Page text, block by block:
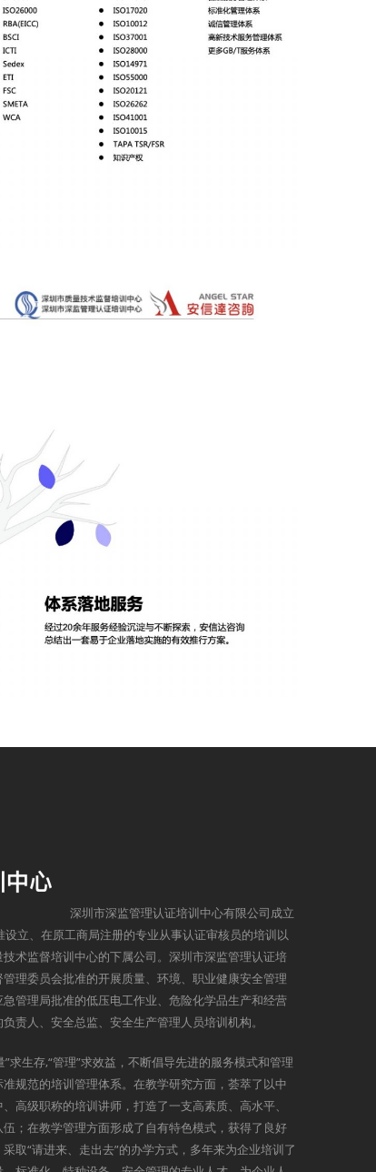
深圳市深监管理认证培训中心有限公司成立
立、在原工商局注册的专业从事认证审核员的培训以
术监督培训中心的下属公司。深圳市深监管理认证培
理委员会批准的开展质量、环境、职业健康安全管理
管理局批准的低压电工作业、危险化学品生产和经营
责人、安全总监、安全生产管理人员培训机构。
求生存,“管理”求效益，不断倡导先进的服务模式和管理
规范的培训管理体系。在教学研究方面，荟萃了以中
高级职称的培训讲师，打造了一支高素质、高水平、
；在教学管理方面形成了自有特色模式，获得了良好
取“请进来、走出去”的办学方式，多年来为企业培训了